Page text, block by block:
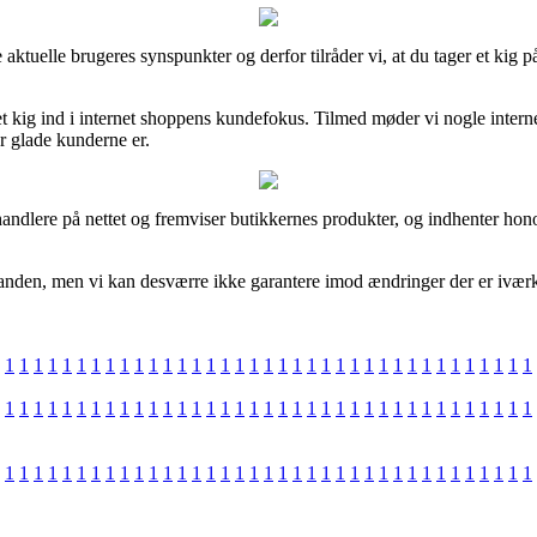
brugeres synspunkter og derfor tilråder vi, at du tager et kig
kig ind i internet shoppens kundefokus. Tilmed møder vi nogle
glade kunderne er.
på nettet og fremviser butikkernes produkter, og indhenter
men vi kan desværre ikke garantere imod ændringer der er
1 1 1 1 1 1 1 1 1 1 1 1 1 1 1 1 1 1 1 1 1 1 1 1 1 1 1 1 1 1 1 1 1 1 1 1 1
1 1 1 1 1 1 1 1 1 1 1 1 1 1 1 1 1 1 1 1 1 1 1 1 1 1 1 1 1 1 1 1 1 1 1 1 1
1 1 1 1 1 1 1 1 1 1 1 1 1 1 1 1 1 1 1 1 1 1 1 1 1 1 1 1 1 1 1 1 1 1 1 1 1